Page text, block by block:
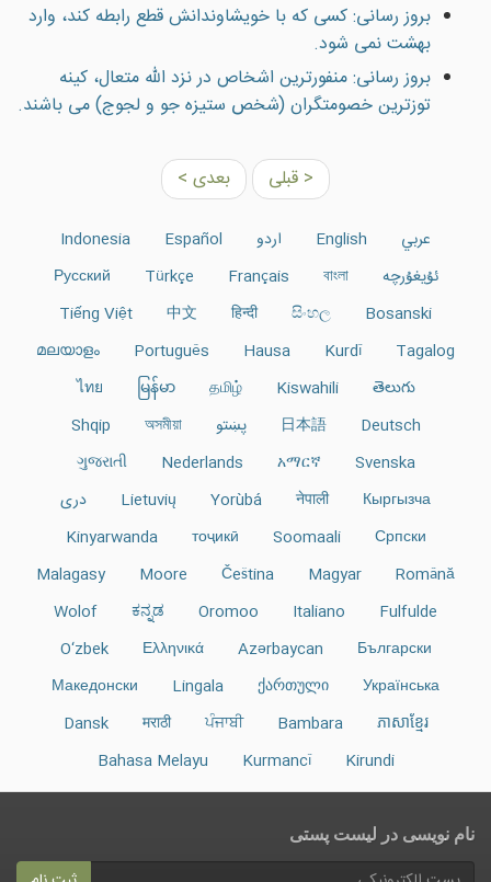
بروز رسانی: کسی که با خويشاوندانش قطع رابطه کند، وارد
بهشت نمی شود.
بروز رسانی: منفورترین اشخاص در نزد الله متعال، كينه
توزترين خصومتگران (شخص ستيزه جو و لجوج) مى باشند.
< قبلی بعدی >
عربي English اردو Español
Indonesia
ئۇيغۇرچە
বাংলা
Français
Türkçe
Русский
Bosanski
සිංහල
हिन्दी
中文
Tiếng Việt
Tagalog
Kurdî
Hausa
Português
മലയാളം
తెలుగు
Kiswahili
தமிழ்
မြန်မာ
ไทย
Deutsch
日本語 پښتو অসমীয়া
Shqip
Svenska
አማርኛ
Nederlands
ગુજરાતી
Кыргызча
नेपाली
Yorùbá
Lietuvių
دری
Српски
Soomaali
тоҷикӣ
Kinyarwanda
Română
Magyar
Čeština
Moore
Malagasy
Fulfulde
Italiano
Oromoo
ಕನ್ನಡ
Wolof
Български
Azərbaycan
Ελληνικά
O‘zbek
Українська
ქართული
Lingala
Македонски
ភាសាខ្មែរ
Bambara
ਪੰਜਾਬੀ
मराठी
Dansk
Kirundi
Kurmancî
Bahasa Melayu
نام نویسی در ليست پستى